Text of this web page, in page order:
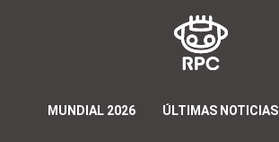
MUNDIAL 2026 ÚLTIMAS NOTICIAS